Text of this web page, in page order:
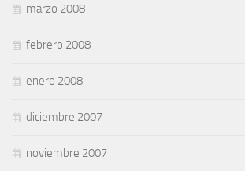
marzo 2008
febrero 2008
enero 2008
diciembre 2007
noviembre 2007